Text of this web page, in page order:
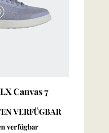
Canvas 7
VERFÜGBAR
verfügbar